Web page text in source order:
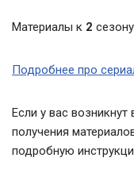
Материалы к 2
Подробнее про
Если у вас
получения
подробную